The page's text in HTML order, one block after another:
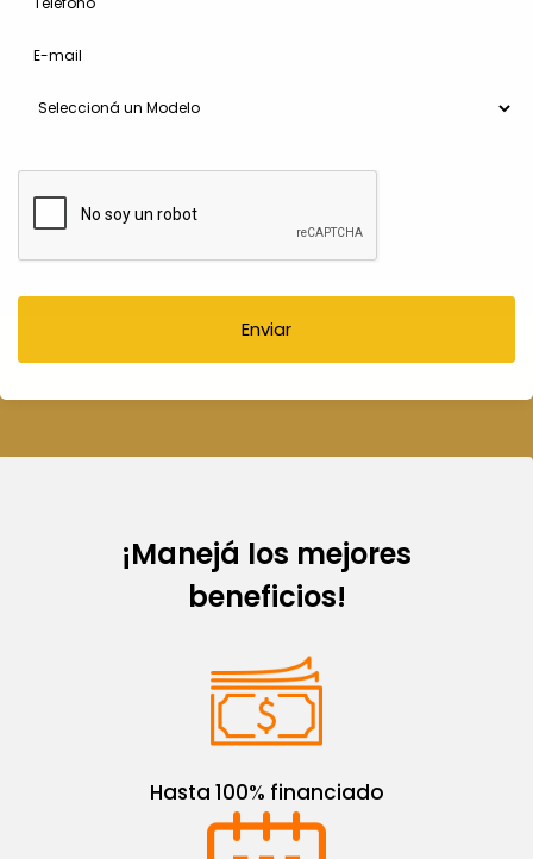
¡Manejá los mejores
beneficios!
Hasta 100% financiado